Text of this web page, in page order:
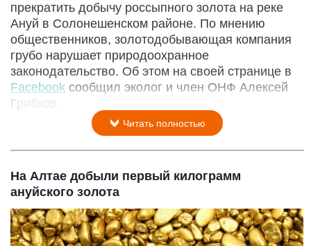
прекратить добычу россыпного золота на реке
Ануй в Солонешенском районе. По мнению
общественников, золотодобывающая компания
грубо нарушает природоохранное
законодательство. Об этом на своей странице в
Facebook сообщил эколог и член ОНФ Алексей
Грибков.
Читать полностью
На Алтае добыли первый килограмм
ануйского золота